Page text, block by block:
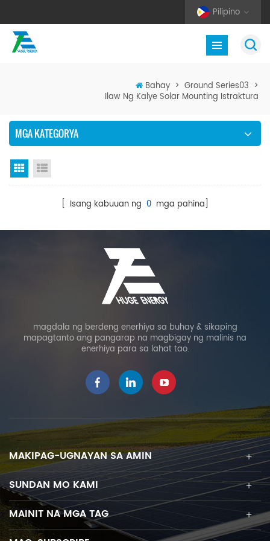
Pilipino
Bahay > Ground Series03 >
Ilaw Ng Kalye Solar Mounting Istraktura
MGA KATEGORYA
Grid View
[ Isang kabuuan ng 0 mga pahina]
magdala ng berdeng enerhiya sa buhay & sikaping
mapagtanto ang pangarap na magbigay ng malinis na
enerhiya para sa lahat tao.
MAKIPAG-UGNAYAN SA AMIN
SUNDAN MO KAMI
MAINIT NA MGA TAG